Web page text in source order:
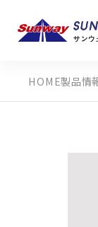
製品情